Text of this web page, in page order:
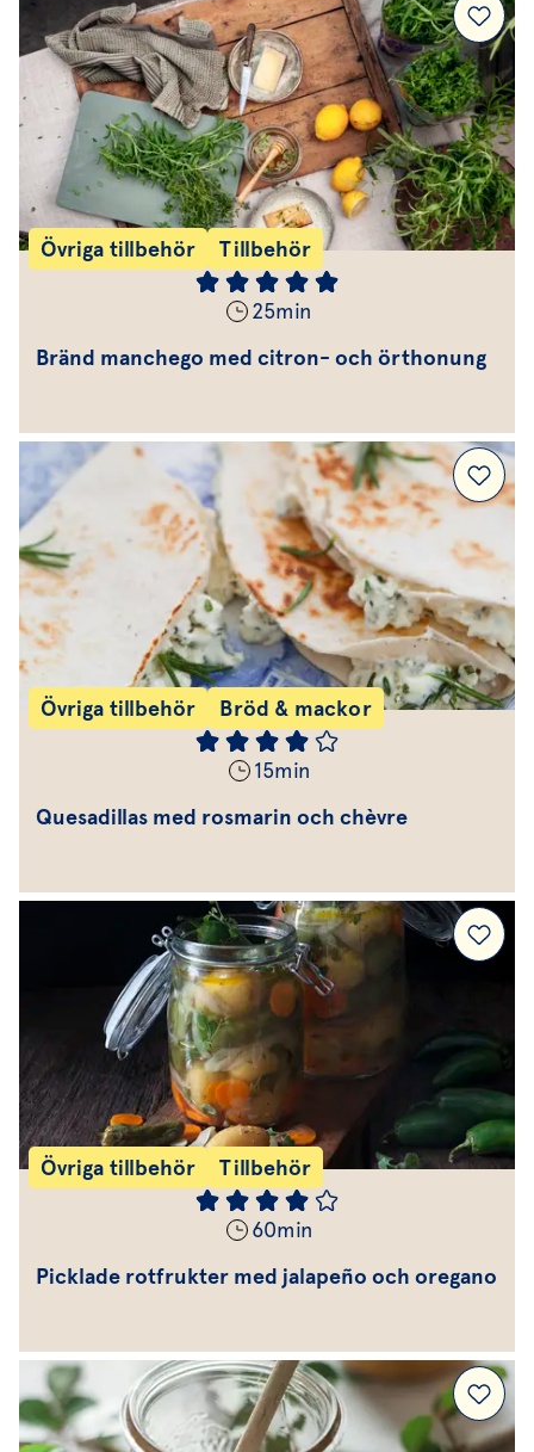
Övriga tillbehör Tillbehör
25min
Bränd manchego med citron- och örthonung
Övriga tillbehör Bröd & mackor
15min
Quesadillas med rosmarin och chèvre
Övriga tillbehör Tillbehör
60min
Picklade rotfrukter med jalapeño och oregano